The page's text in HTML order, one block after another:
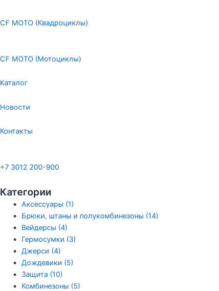
CF MOTO (Квадроциклы)
CF MOTO (Мотоциклы)
Каталог
Новости
Контакты
+7 3012 200-900
Категории
Аксессуары (1)
Брюки, штаны и полукомбинезоны (14)
Вейдерсы (4)
Гермосумки (3)
Джерси (4)
Дождевики (5)
Защита (10)
Комбинезоны (5)